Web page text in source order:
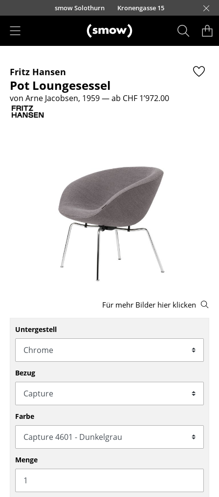
Direkt zum Inhaltsmow Solothurn Kronengasse 15
Sitzmöbel
Esszimmerstühle
Sofas
Freischwinger
Barhocker
Bänke & Liegen
Schaukelstühle
Bürodrehstühle
Bürosessel
Einzelteile
... alle Sitzmöbel
Tische
Esstische
Beistelltische
Fritz Hansen
Pot Loungesessel
von Arne Jacobsen, 1959— ab CHF 1’972.00
Für mehr Bilder hier klicken
Untergestell
Bezug
Farbe
Menge